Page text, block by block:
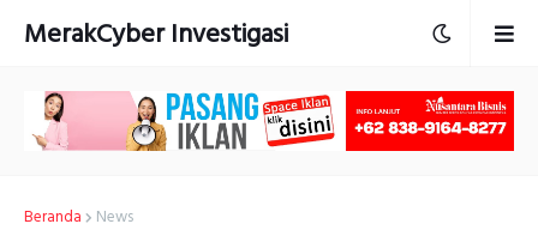
MerakCyber Investigasi
Beranda News